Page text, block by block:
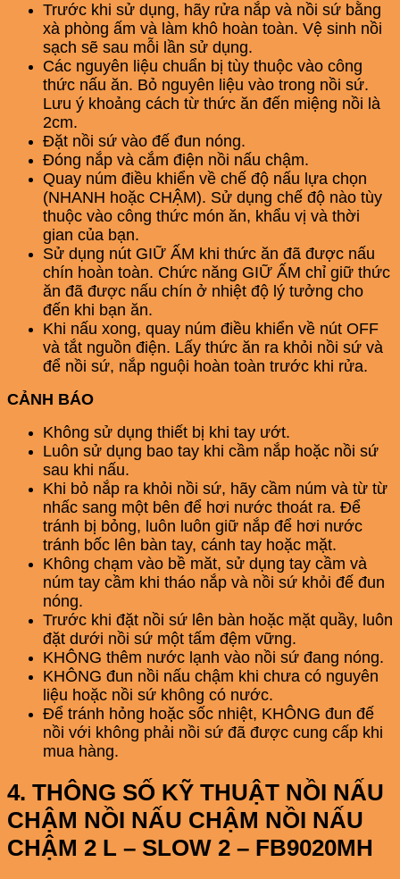
Trước khi sử dụng, hãy rửa nắp và nồi sứ bằng
xà phòng ấm và làm khô hoàn toàn. Vệ sinh nồi
sạch sẽ sau mỗi lần sử dụng.
Các nguyên liệu chuẩn bị tùy thuộc vào công
thức nấu ăn. Bỏ nguyên liệu vào trong nồi sứ.
Lưu ý khoảng cách từ thức ăn đến miệng nồi là
2cm.
Đặt nồi sứ vào đế đun nóng.
Đóng nắp và cắm điện nồi nấu chậm.
Quay núm điều khiển về chế độ nấu lựa chọn
(NHANH hoặc CHẬM). Sử dụng chế độ nào tùy
thuộc vào công thức món ăn, khẩu vị và thời
gian của bạn.
Sử dụng nút GIỮ ẤM khi thức ăn đã được nấu
chín hoàn toàn. Chức năng GIỮ ẤM chỉ giữ thức
ăn đã được nấu chín ở nhiệt độ lý tưởng cho
đến khi bạn ăn.
Khi nấu xong, quay núm điều khiển về nút OFF
và tắt nguồn điện. Lấy thức ăn ra khỏi nồi sứ và
để nồi sứ, nắp nguội hoàn toàn trước khi rửa.
CẢNH BÁO
Không sử dụng thiết bị khi tay ướt.
Luôn sử dụng bao tay khi cầm nắp hoặc nồi sứ
sau khi nấu.
Khi bỏ nắp ra khỏi nồi sứ, hãy cầm núm và từ từ
nhấc sang một bên để hơi nước thoát ra. Để
tránh bị bỏng, luôn luôn giữ nắp để hơi nước
tránh bốc lên bàn tay, cánh tay hoặc mặt.
Không chạm vào bề măt, sử dụng tay cầm và
núm tay cầm khi tháo nắp và nồi sứ khỏi đế đun
nóng.
Trước khi đặt nồi sứ lên bàn hoặc mặt quầy, luôn
đặt dưới nồi sứ một tấm đệm vững.
KHÔNG thêm nước lạnh vào nồi sứ đang nóng.
KHÔNG đun nồi nấu chậm khi chưa có nguyên
liệu hoặc nồi sứ không có nước.
Để tránh hỏng hoặc sốc nhiệt, KHÔNG đun đế
nồi với không phải nồi sứ đã được cung cấp khi
mua hàng.
4. THÔNG SỐ KỸ THUẬT NỒI NẤU
CHẬM NỒI NẤU CHẬM NỒI NẤU
CHẬM 2 L – SLOW 2 – FB9020MH